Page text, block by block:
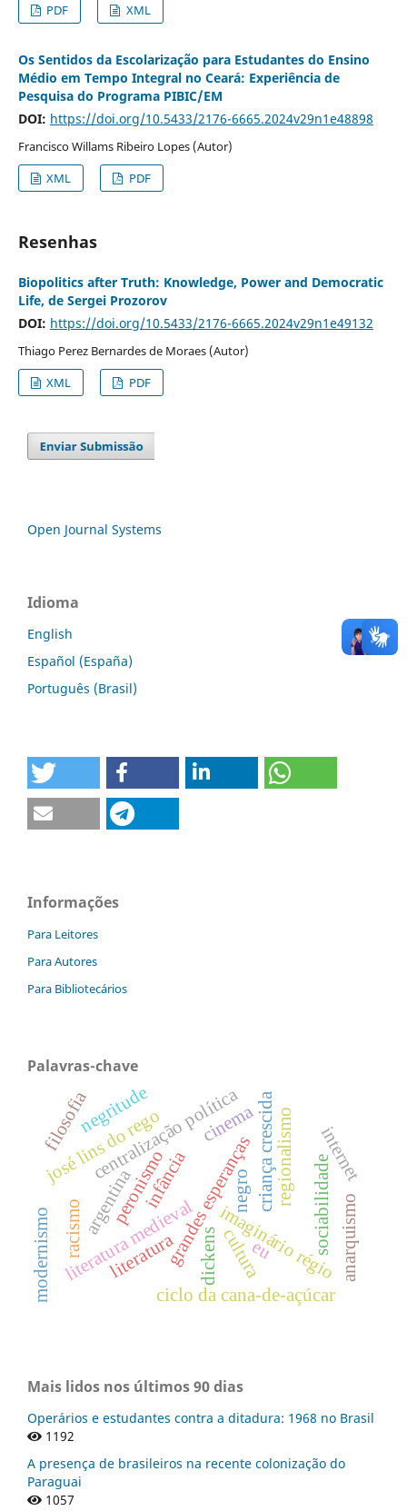
PDF
XML
Os Sentidos da Escolarização para Estudantes do Ensino
Médio em Tempo Integral no Ceará: Experiência de
Pesquisa do Programa PIBIC/EM
DOI: https://doi.org/10.5433/2176-6665.2024v29n1e48898
Francisco Willams Ribeiro Lopes (Autor)
XML
PDF
Resenhas
Biopolitics after Truth: Knowledge, Power and Democratic
Life, de Sergei Prozorov
DOI: https://doi.org/10.5433/2176-6665.2024v29n1e49132
Thiago Perez Bernardes de Moraes (Autor)
XML
PDF
Open Journal Systems
Idioma
English
Español (España)
Português (Brasil)
Informações
Para Leitores
Para Autores
Para Bibliotecários
Palavras-chave
dickens
infânciagrandes esperançascriança crescida
cinema
imaginário régio
literatura medieval
centralização política
peronismo
argentina
literatura
josé lins do rego
ciclo da cana-de-açúcar
modernismo
regionalismo
cultura
negritude
negro
racismo eu sociabilidade
internet
anarquismo
filosofia
Mais lidos nos últimos 90 dias
Operários e estudantes contra a ditadura: 1968 no Brasil
1192
A presença de brasileiros na recente colonização do
Paraguai
1057